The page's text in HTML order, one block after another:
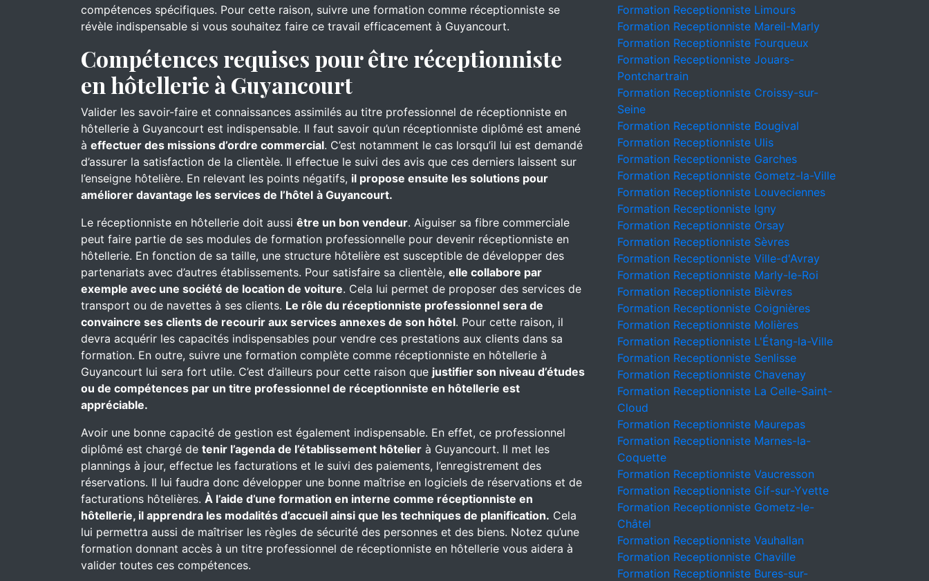
compétences spécifiques. Pour cette raison, suivre une formation comme réceptionniste se
révèle indispensable si vous souhaitez faire ce travail efficacement à Guyancourt.
Compétences requises pour être réceptionniste
en hôtellerie à Guyancourt
Valider les savoir-faire et connaissances assimilés au titre professionnel de réceptionniste en
hôtellerie à Guyancourt est indispensable. Il faut savoir qu’un réceptionniste diplômé est amené
à effectuer des missions d’ordre commercial. C’est notamment le cas lorsqu’il lui est demandé
d’assurer la satisfaction de la clientèle. Il effectue le suivi des avis que ces derniers laissent sur
l’enseigne hôtelière. En relevant les points négatifs, il propose ensuite les solutions pour
améliorer davantage les services de l’hôtel à Guyancourt.
Le réceptionniste en hôtellerie doit aussi être un bon vendeur. Aiguiser sa fibre commerciale
peut faire partie de ses modules de formation professionnelle pour devenir réceptionniste en
hôtellerie. En fonction de sa taille, une structure hôtelière est susceptible de développer des
partenariats avec d’autres établissements. Pour satisfaire sa clientèle, elle collabore par
exemple avec une société de location de voiture. Cela lui permet de proposer des services de
transport ou de navettes à ses clients. Le rôle du réceptionniste professionnel sera de
convaincre ses clients de recourir aux services annexes de son hôtel. Pour cette raison, il
devra acquérir les capacités indispensables pour vendre ces prestations aux clients dans sa
formation. En outre, suivre une formation complète comme réceptionniste en hôtellerie à
Guyancourt lui sera fort utile. C’est d’ailleurs pour cette raison que justifier son niveau d’études
ou de compétences par un titre professionnel de réceptionniste en hôtellerie est
appréciable.
Avoir une bonne capacité de gestion est également indispensable. En effet, ce professionnel
diplômé est chargé de tenir l’agenda de l’établissement hôtelier à Guyancourt. Il met les
plannings à jour, effectue les facturations et le suivi des paiements, l’enregistrement des
réservations. Il lui faudra donc développer une bonne maîtrise en logiciels de réservations et de
facturations hôtelières. À l’aide d’une formation en interne comme réceptionniste en
hôtellerie, il apprendra les modalités d’accueil ainsi que les techniques de planification. Cela
lui permettra aussi de maîtriser les règles de sécurité des personnes et des biens. Notez qu’une
formation donnant accès à un titre professionnel de réceptionniste en hôtellerie vous aidera à
valider toutes ces compétences.
Formation Receptionniste Limours
Formation Receptionniste Mareil-Marly
Formation Receptionniste Fourqueux
Formation Receptionniste Jouars-
Pontchartrain
Formation Receptionniste Croissy-sur-
Seine
Formation Receptionniste Bougival
Formation Receptionniste Ulis
Formation Receptionniste Garches
Formation Receptionniste Gometz-la-Ville
Formation Receptionniste Louveciennes
Formation Receptionniste Igny
Formation Receptionniste Orsay
Formation Receptionniste Sèvres
Formation Receptionniste Ville-d'Avray
Formation Receptionniste Marly-le-Roi
Formation Receptionniste Bièvres
Formation Receptionniste Coignières
Formation Receptionniste Molières
Formation Receptionniste L'Étang-la-Ville
Formation Receptionniste Senlisse
Formation Receptionniste Chavenay
Formation Receptionniste La Celle-Saint-
Cloud
Formation Receptionniste Maurepas
Formation Receptionniste Marnes-la-
Coquette
Formation Receptionniste Vaucresson
Formation Receptionniste Gif-sur-Yvette
Formation Receptionniste Gometz-le-
Châtel
Formation Receptionniste Vauhallan
Formation Receptionniste Chaville
Formation Receptionniste Bures-sur-